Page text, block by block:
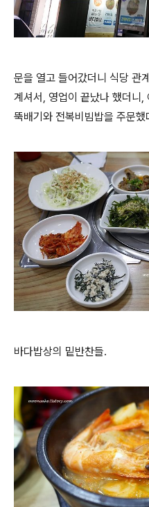
문을 열고 들어갔더니 식당 관
계셔서, 영업이 끝났나 했더니
뚝배기와 전복비빔밥을 주문했
바다밥상의 밑반찬들.